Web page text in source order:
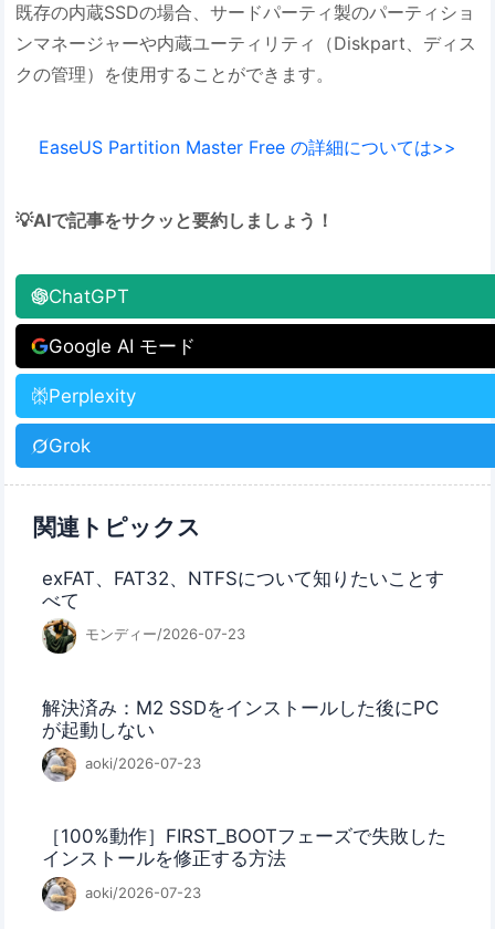
既存の内蔵SSDの場合、サードパーティ製のパーティショ
ンマネージャーや内蔵ユーティリティ（Diskpart、ディス
クの管理）を使用することができます。
EaseUS Partition Master Free の詳細については>>
💡AIで記事をサクッと要約しましょう！
ChatGPT
Google AI モード
Perplexity
Grok
関連トピックス
exFAT、FAT32、NTFSについて知りたいことす
べて
モンディー/2026-07-23
解決済み：M2 SSDをインストールした後にPC
が起動しない
aoki/2026-07-23
［100%動作］FIRST_BOOTフェーズで失敗した
インストールを修正する方法
aoki/2026-07-23